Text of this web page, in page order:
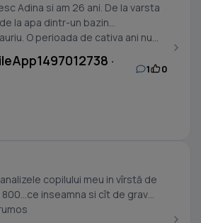
Adina si am 26 ani. De la varsta
la apa dintr-un bazin
O perioada de cativa ani nu...
·
1 0
copilului meu in vîrstă de
inseamna si cît de grav